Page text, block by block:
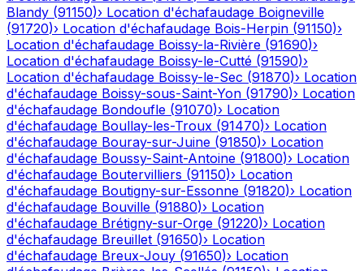
Blandy (91150)› Location d'échafaudage Boigneville
(91720)› Location d'échafaudage Bois-Herpin (91150)›
Location d'échafaudage Boissy-la-Rivière (91690)›
Location d'échafaudage Boissy-le-Cutté (91590)›
Location d'échafaudage Boissy-le-Sec (91870)› Location
d'échafaudage Boissy-sous-Saint-Yon (91790)› Location
d'échafaudage Bondoufle (91070)› Location
d'échafaudage Boullay-les-Troux (91470)› Location
d'échafaudage Bouray-sur-Juine (91850)› Location
d'échafaudage Boussy-Saint-Antoine (91800)› Location
d'échafaudage Boutervilliers (91150)› Location
d'échafaudage Boutigny-sur-Essonne (91820)› Location
d'échafaudage Bouville (91880)› Location
d'échafaudage Brétigny-sur-Orge (91220)› Location
d'échafaudage Breuillet (91650)› Location
d'échafaudage Breux-Jouy (91650)› Location